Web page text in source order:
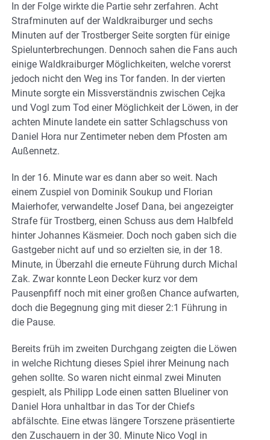
In der Folge wirkte die Partie sehr zerfahren. Acht
Strafminuten auf der Waldkraiburger und sechs
Minuten auf der Trostberger Seite sorgten für einige
Spielunterbrechungen. Dennoch sahen die Fans auch
einige Waldkraiburger Möglichkeiten, welche vorerst
jedoch nicht den Weg ins Tor fanden. In der vierten
Minute sorgte ein Missverständnis zwischen Cejka
und Vogl zum Tod einer Möglichkeit der Löwen, in der
achten Minute landete ein satter Schlagschuss von
Daniel Hora nur Zentimeter neben dem Pfosten am
Außennetz.
In der 16. Minute war es dann aber so weit. Nach
einem Zuspiel von Dominik Soukup und Florian
Maierhofer, verwandelte Josef Dana, bei angezeigter
Strafe für Trostberg, einen Schuss aus dem Halbfeld
hinter Johannes Käsmeier. Doch noch gaben sich die
Gastgeber nicht auf und so erzielten sie, in der 18.
Minute, in Überzahl die erneute Führung durch Michal
Zak. Zwar konnte Leon Decker kurz vor dem
Pausenpfiff noch mit einer großen Chance aufwarten,
doch die Begegnung ging mit dieser 2:1 Führung in
die Pause.
Bereits früh im zweiten Durchgang zeigten die Löwen
in welche Richtung dieses Spiel ihrer Meinung nach
gehen sollte. So waren nicht einmal zwei Minuten
gespielt, als Philipp Lode einen satten Blueliner von
Daniel Hora unhaltbar in das Tor der Chiefs
abfälschte. Eine etwas längere Torszene präsentierte
den Zuschauern in der 30. Minute Nico Vogl in